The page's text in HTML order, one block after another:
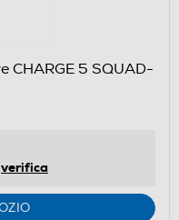
CHARGE 5 SQUAD-
verifica